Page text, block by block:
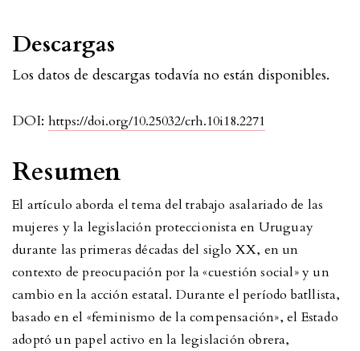
DOI: https://doi.org/10.25032/crh.10i18.2271
Resumen
El artículo aborda el tema del trabajo asalariado de las
mujeres y la legislación proteccionista en Uruguay
durante las primeras décadas del siglo XX, en un
contexto de preocupación por la «cuestión social» y un
cambio en la acción estatal. Durante el período batllista,
basado en el «feminismo de la compensación», el Estado
adoptó un papel activo en la legislación obrera,
Descargas
Los datos de descargas todavía no están disponibles.